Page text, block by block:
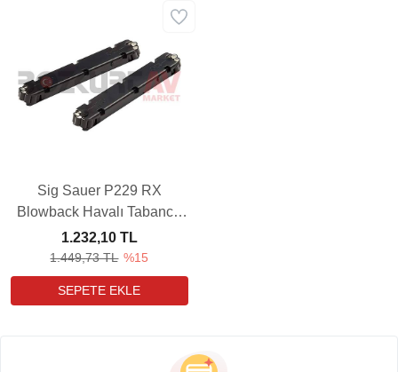
Sig Sauer P229 RX
Blowback Havalı Tabanca
Yedek Şarjörü (2 Adet)
1.449,73 TL %15
1.232,10 TL